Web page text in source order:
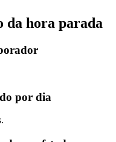
da hora parada
por dia